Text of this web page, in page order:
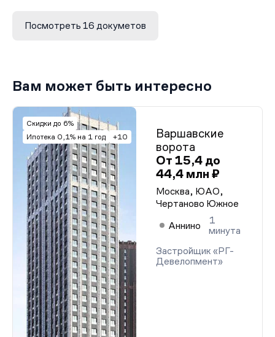
Проектная декларация от 08.07.2025 г. (корп. 5-7).
Разрешение на строительство от 27.08.2024 г. (корп.
2).
3).
Разрешение на строительство от 27.08.2024 г. (корп.
1).
Посмотреть 16 докуметов
Вам может быть интересно
Скидки до 6%
Ипотека 0,1% на 1 год
+10
Варшавские
ворота
От 15,4 до
44,4 млн ₽
Москва, ЮАО,
Чертаново Южное
Аннино
1
минута
Застройщик «РГ-
Девелопмент»